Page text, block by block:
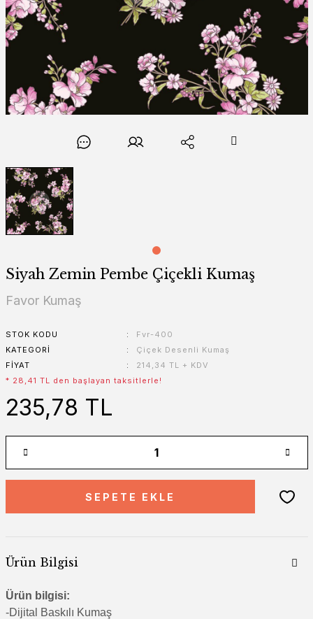
Siyah Zemin Pembe Çiçekli Kumaş
Favor Kumaş
STOK KODU
Fvr-400
KATEGORI
Çiçek Desenli Kumaş
FIYAT
214,34 TL + KDV
* 28,41 TL den başlayan taksitlerle!
235,78 TL
SEPETE EKLE
Ürün Bilgisi
Ürün bilgisi:
-Dijital Baskılı Kumaş